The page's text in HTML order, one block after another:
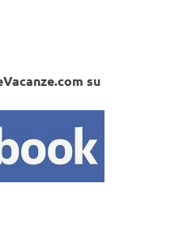
su